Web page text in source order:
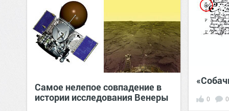
0 0
Самое нелепое совпадение в
истории исследования Венеры